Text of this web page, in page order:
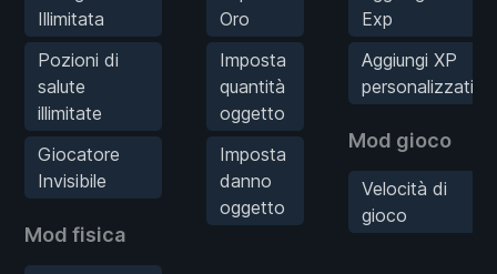
Illimitata
Pozioni di
salute
illimitate
Giocatore
Invisibile
Mod fisica
Oro
Imposta
quantità
oggetto
Imposta
danno
oggetto
Exp
Aggiungi XP
personalizzati
Mod gioco
Velocità di
gioco